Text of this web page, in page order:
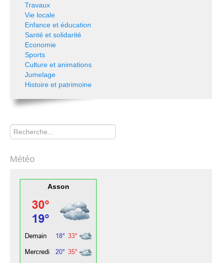
Travaux
Vie locale
Enfance et éducation
Santé et solidarité
Economie
Sports
Culture et animations
Jumelage
Histoire et patrimoine
Rechercher
Météo
Asson